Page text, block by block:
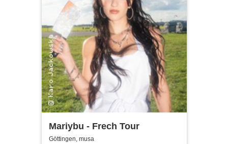
Mariybu - Frech Tour
Göttingen, musa